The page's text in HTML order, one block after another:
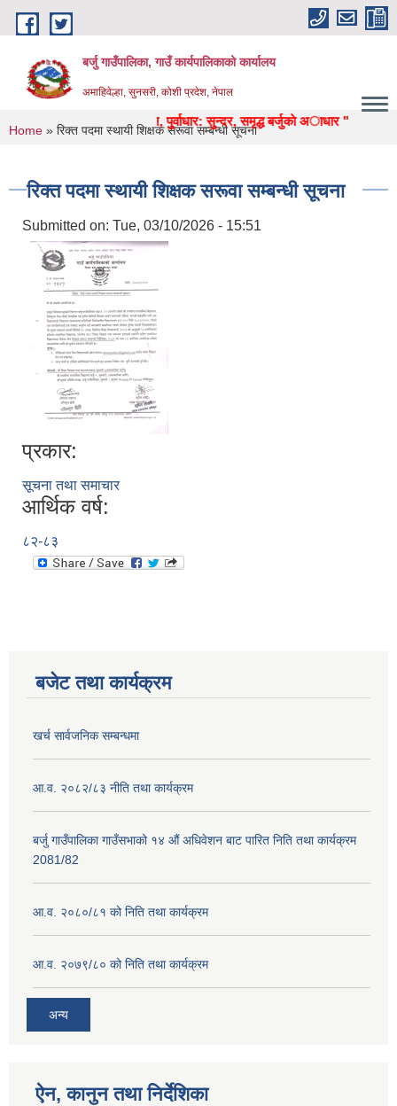
Skip to main content
बर्जु गाउँपालिका, गाउँ कार्यपालिकाको कार्यालय
अमाहिवेल्हा, सुनसरी, कोशी प्रदेश, नेपाल
स्वास्थ्य, उद्याेग, पर्यटन, पुर्वाधार: सुन्दर, समृद्ध बर्जुकाे अाधार "
You are here
Home » रिक्त पदमा स्थायी शिक्षक सरूवा सम्बन्धी सूचना
रिक्त पदमा स्थायी शिक्षक सरूवा सम्बन्धी सूचना
Submitted on: Tue, 03/10/2026 - 15:51
प्रकार:
सूचना तथा समाचार
आर्थिक वर्ष:
८२-८३
बजेट तथा कार्यक्रम
खर्च सार्वजनिक सम्बन्धमा
आ.व. २०८२/८३ नीति तथा कार्यक्रम
बर्जु गाउँपालिका गाउँसभाको १४ औं अधिवेशन बाट पारित निति तथा कार्यक्रम
2081/82
आ.व. २०८०/८१ को निति तथा कार्यक्रम
आ.व. २०७९/८० को निति तथा कार्यक्रम
अन्य
ऐन, कानुन तथा निर्देशिका